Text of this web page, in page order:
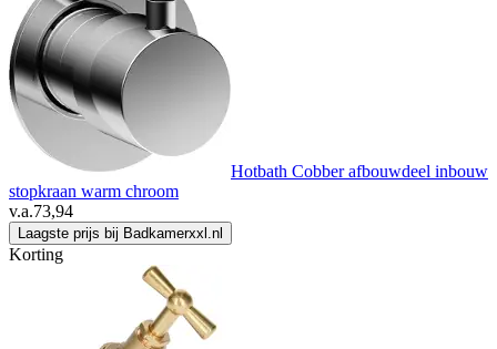
Hotbath Cobber afbouwdeel inbouw
stopkraan warm chroom
v.a.73,94
Laagste prijs bij Badkamerxxl.nl
Korting